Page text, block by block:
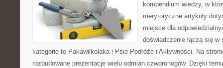
kompendium wiedzy, w
merytoryczne artykuły
miejsce dla
doświadczenie łączą się w
kategorie to Pakawilkolaka i Psie Podróże i Aktywności. Na
rozbudowane prezentacje wielu odmian czworonogów. Dzięki